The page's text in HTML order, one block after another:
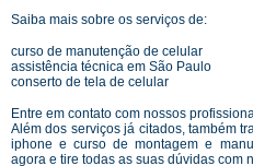
Saiba mais sobre os serviços de:
curso de manutenção de celular
assistência técnica em São Paulo
conserto de tela de celular
Entre em contato com nossos
Além dos serviços já citados, também
iphone e curso de montagem e
agora e tire todas as suas dúvidas com